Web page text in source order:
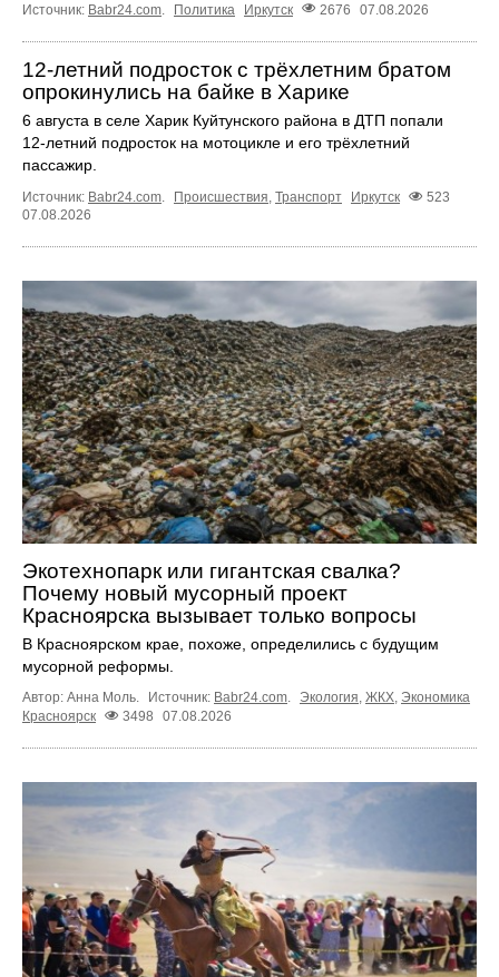
Источник: Babr24.com Политика Иркутск 2676 07.08.2026
12‑летний подросток с трёхлетним братом
опрокинулись на байке в Харике
6 августа в селе Харик Куйтунского района в ДТП попали
12‑летний подросток на мотоцикле и его трёхлетний
пассажир.
Источник: Babr24.com Происшествия Транспорт Иркутск
523
07.08.2026
Экотехнопарк или гигантская свалка?
Почему новый мусорный проект
Красноярска вызывает только вопросы
В Красноярском крае, похоже, определились с будущим
мусорной реформы.
Автор: Анна Моль. Источник: Babr24.com. Экология, ЖКХ, Экономика
Красноярск
3498 07.08.2026